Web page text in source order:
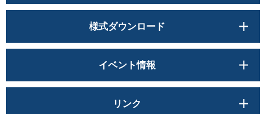
様式ダウンロード
イベント情報
リンク